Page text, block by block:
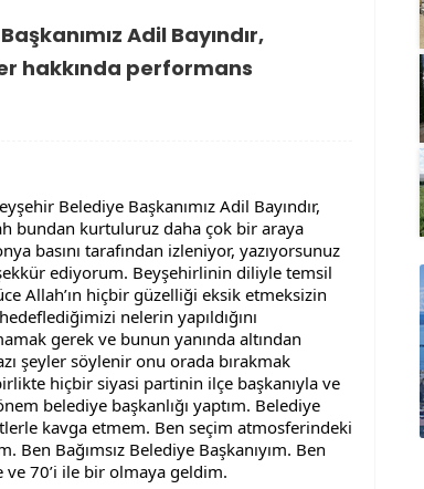
Adil Bayındır,
hakkında performans
Belediye Başkanımız Adil Bayındır,
bundan kurtuluruz daha çok bir araya
basını tarafından izleniyor, yazıyorsunuz
ediyorum. Beyşehirlinin diliyle temsil
Allah’ın hiçbir güzelliği eksik etmeksizin
nelerin yapıldığını
gerek ve bunun yanında altından
şeyler söylenir onu orada bırakmak
hiçbir siyasi partinin ilçe başkanıyla ve
belediye başkanlığı yaptım. Belediye
kavga etmem. Ben seçim atmosferindeki
Bağımsız Belediye Başkanıyım. Ben
70’i ile bir olmaya geldim.